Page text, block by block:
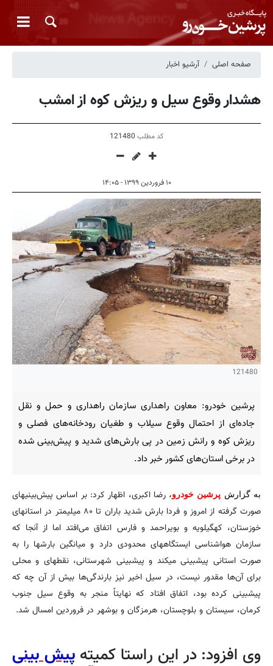
صفحه اصلی آرشیو اخبار
هشدار وقوع سیل و ریزش کوه از امشب
کد مطلب 121480
۱۰ فروردین ۱۳۹۹ - ۱۴:۰۵
121480
پرشین خودرو: معاون راهداری سازمان راهداری و حمل و نقل
جاده‌ای از احتمال وقوع سیلاب و طغیان رودخانه‌های فصلی و
ریزش کوه و رانش زمین در پی بارش‌های شدید و پیش‌بینی شده
در برخی استان‌های کشور خبر داد.
به گزارش پرشین خودرو،رضا اکبری، اظهار کرد: بر اساس پیش‌بینیهای
صورت گرفته از امروز و فردا بارش شدید باران تا ۸۰ میلیمتر در استانهای
خوزستان، کهگیلویه و بویراحمد و فارس اتفاق می‌افتد اما از آنجا که
سازمان هواشناسی ایستگاههای محدودی دارد و میانگین بارشها را به
صورت استانی پیشبینی میکند و پیشبینی شهرستانی، نقطهای و محلی
برای آن‌ها مقدور نیست، در سیل اخیر نیز بارندگی‌ها بیش از آن چه که
پیشبینی کرده بود، اتفاق افتاد که نهایتاً منجر به وقوع سیل جنوب
کرمان، سیستان و بلوچستان، هرمزگان و بوشهر در فروردین امسال شد.
وی افزود: در این راستا کمیته پیش بینی